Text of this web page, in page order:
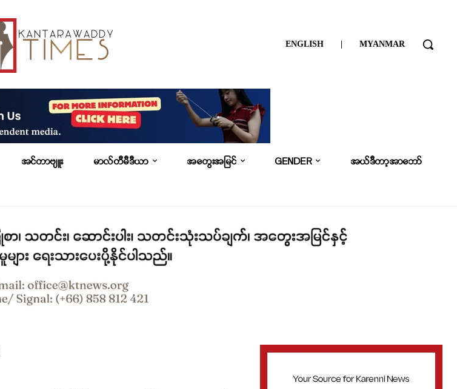
ENGLISH | MYANMAR
အင်တာဗျူး မာလ်တီမီဒီယာ အတွေးအမြင် GENDER အယ်ဒီတာ့အာဘော်